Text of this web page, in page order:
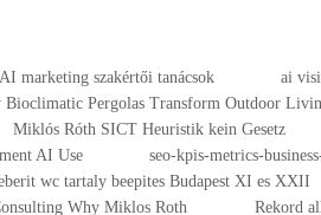
AI marketing szakértői tanácsok ai
Bioclimatic Pergolas Transform Outdoor
Miklós Róth SICT Heuristik kein Gesetz
AI Use seo-kpis-metrics-
wc tartaly beepites Budapest XI es XXII
Why Miklos Roth Rekord